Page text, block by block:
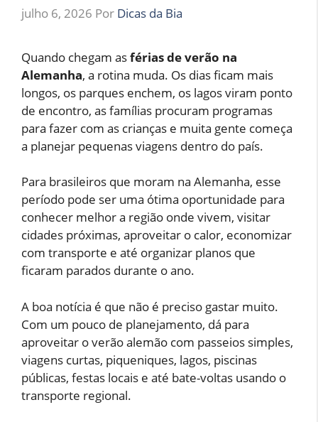
julho 6, 2026 Por Dicas da Bia
Quando chegam asférias de verão na
Alemanha, a rotina muda. Os dias ficam mais
longos, os parques enchem, os lagos viram ponto
de encontro, as famílias procuram programas
para fazer com as crianças e muita gente começa
a planejar pequenas viagens dentro do país.
Para brasileiros que moram na Alemanha, esse
período pode ser uma ótima oportunidade para
conhecer melhor a região onde vivem, visitar
cidades próximas, aproveitar o calor, economizar
com transporte e até organizar planos que
ficaram parados durante o ano.
A boa notícia é que não é preciso gastar muito.
Com um pouco de planejamento, dá para
aproveitar o verão alemão com passeios simples,
viagens curtas, piqueniques, lagos, piscinas
públicas, festas locais e até bate-voltas usando o
transporte regional.